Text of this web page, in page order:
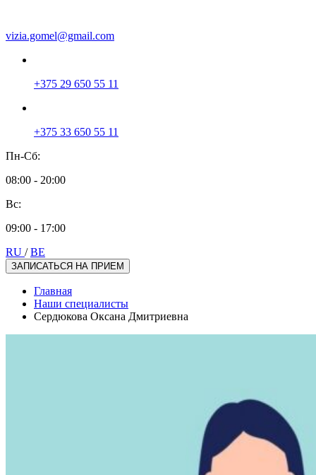
vizia.gomel@gmail.com
+375 29 650 55 11
+375 33 650 55 11
Пн-Сб:
08:00 - 20:00
Вс:
09:00 - 17:00
RU / BE
ЗАПИСАТЬСЯ НА ПРИЕМ
Главная
Наши специалисты
Сердюкова Оксана Дмитриевна